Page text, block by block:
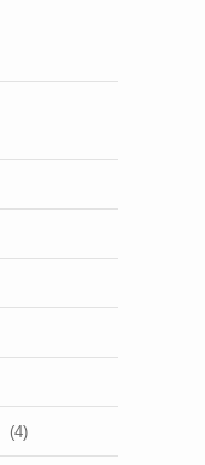
(4)